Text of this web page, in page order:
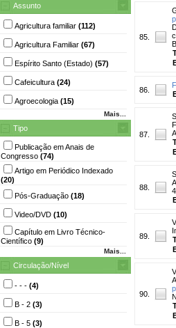
Assunto
Agricultura familiar (112)
Agricultura Familiar (67)
Espírito Santo (Estado) (57)
Cafeicultura (24)
Agroecologia (15)
Mais...
Tipo
Publicação em Anais de
Congresso (74)
Artigo em Periódico Indexado
(20)
Pós-Graduação (18)
Video/DVD (10)
Capítulo em Livro Técnico-
Científico (9)
Mais...
Circulação/Nível
- - - (4)
B - 2 (3)
B - 5 (3)
85.
86.
87.
88.
89.
90.